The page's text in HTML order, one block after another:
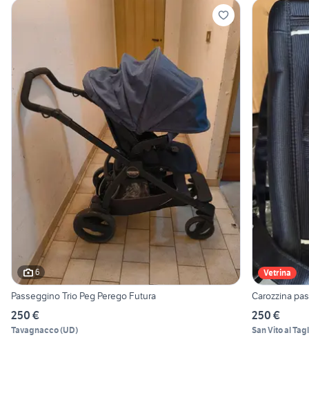
6
Passeggino Trio Peg Perego Futura
250 €
Tavagnacco(UD)
Vetrina
250 €
San Vito al